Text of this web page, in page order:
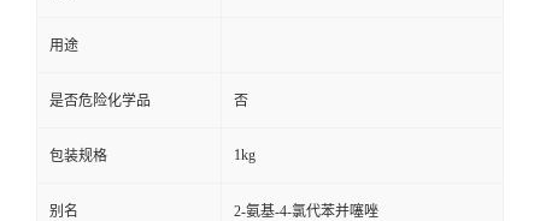
用途
是否危险化学品 否
包装规格 1kg
别名 2-氨基-4-氯代苯并噻唑